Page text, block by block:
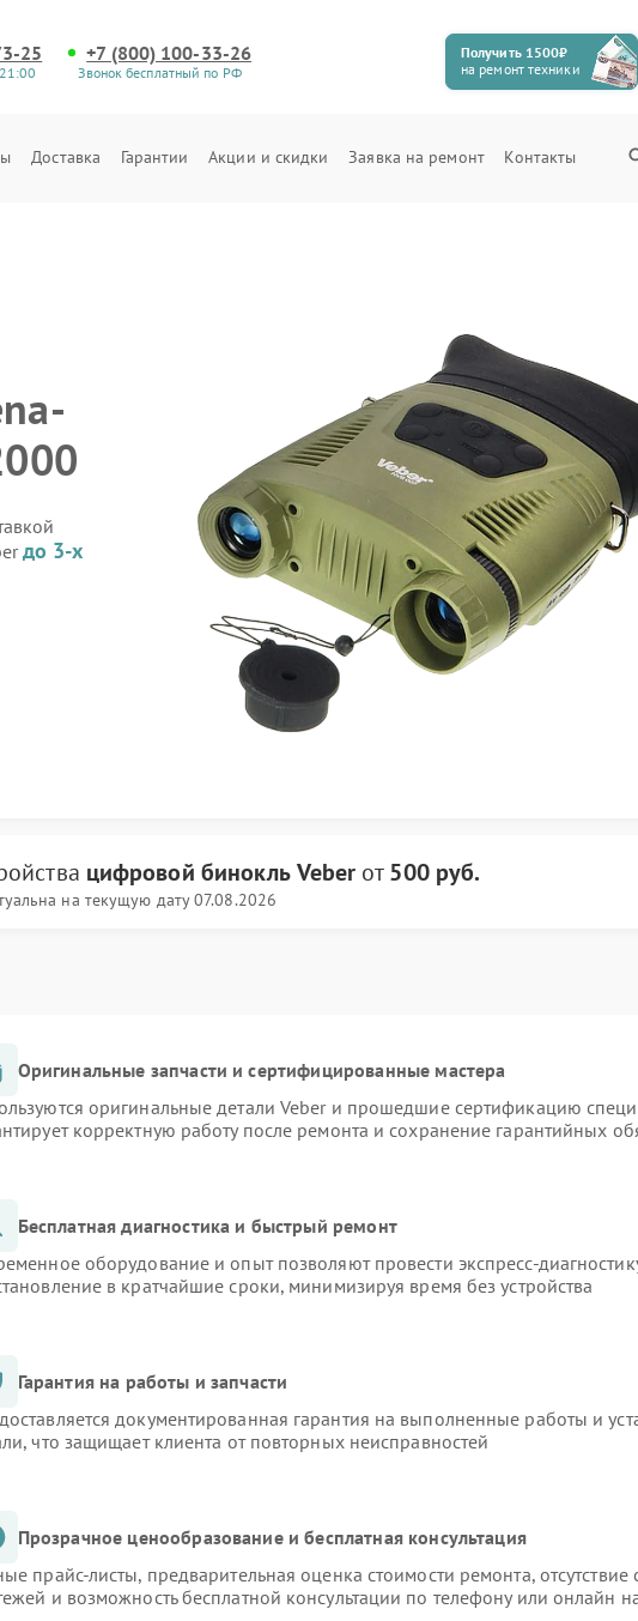
25 +7 (800) 100-33-26
Звонок бесплатный по РФ
Получить 1500₽
на ремонт техники
Доставка Гарантии Акции и скидки Заявка на ремонт Контакты
до 3-х
цифровой бинокль Veber от500 руб.
на текущую дату 07.08.2026
Оригинальные запчасти и сертифицированные мастера
оригинальные детали Veber и прошедшие сертификацию
корректную работу после ремонта и сохранение гарантийных
Бесплатная диагностика и быстрый ремонт
оборудование и опыт позволяют провести экспресс-
в кратчайшие сроки, минимизируя время без устройства
Гарантия на работы и запчасти
документированная гарантия на выполненные работы и
что защищает клиента от повторных неисправностей
Прозрачное ценообразование и бесплатная консультация
прайс-листы, предварительная оценка стоимости ремонта, отсутствие
и возможность бесплатной консультации по телефону или онлайн